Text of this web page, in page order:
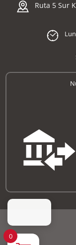
Ruta 5 Sur
0